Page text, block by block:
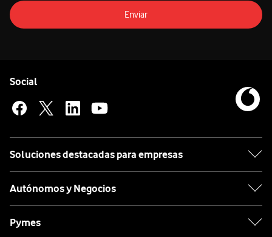
Enviar
Social
Soluciones destacadas para empresas
Autónomos y Negocios
Pymes